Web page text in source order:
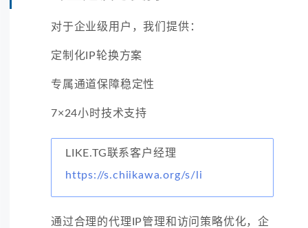
对于企业级用户，我们提供：
定制化IP轮换方案
专属通道保障稳定性
7×24小时技术支持
LIKE.TG联系客户经理
https://s.chiikawa.org/s/li
通过合理的代理IP管理和访问策略优化，企